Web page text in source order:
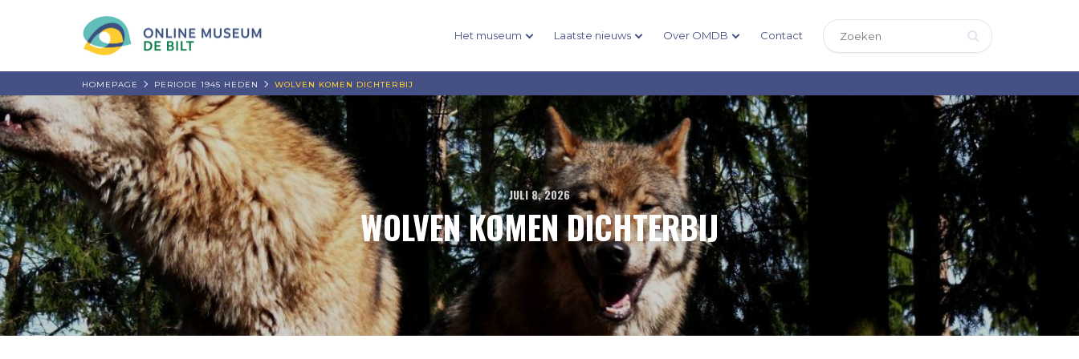
Het museum Laatste nieuws Over OMDB Contact
HOMEPAGE PERIODE 1945 HEDEN WOLVEN KOMEN DICHTERBIJ
JULI 8, 2026
WOLVEN KOMEN DICHTERBIJ